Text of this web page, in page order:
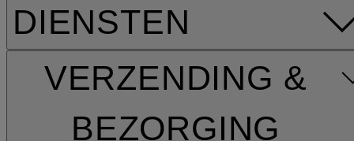
DIENSTEN
VERZENDING &
BEZORGING